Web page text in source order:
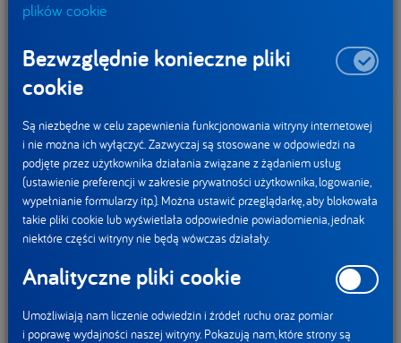
Danonki
18.01.2019
Odkrywaj morski świat z Danonkiem!
Specjalna edycja magnesów z aplikacją
Shazam
plików cookie
Bezwzględnie konieczne pliki
cookie
Są niezbędne w celu zapewnienia funkcjonowania witryny internetowej
i nie można ich wyłączyć. Zazwyczaj są stosowane w odpowiedzi na
podjęte przez użytkownika działania związane z żądaniem usług
(ustawienie preferencji w zakresie prywatności użytkownika, logowanie,
wypełnianie formularzy itp.). Można ustawić przeglądarkę, aby blokowała
takie pliki cookie lub wyświetlała odpowiednie powiadomienia, jednak
niektóre części witryny nie będą wówczas działały.
Analityczne pliki cookie
Umożliwiają nam liczenie odwiedzin i źródeł ruchu oraz pomiar
i poprawę wydajności naszej witryny. Pokazują nam, które strony są